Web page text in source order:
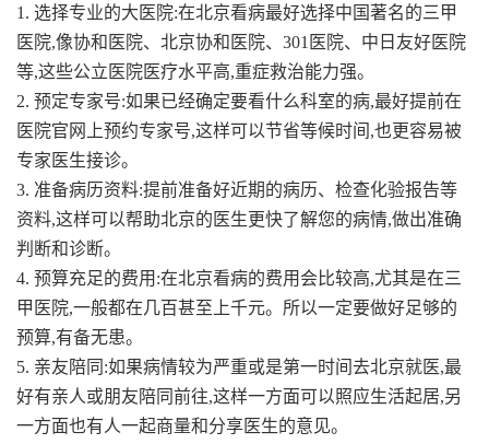
1. 选择专业的大医院:在北京看病最好选择中国著名的三甲
医院,像协和医院、北京协和医院、301医院、中日友好医院
等,这些公立医院医疗水平高,重症救治能力强。
2. 预定专家号:如果已经确定要看什么科室的病,最好提前在
医院官网上预约专家号,这样可以节省等候时间,也更容易被
专家医生接诊。
3. 准备病历资料:提前准备好近期的病历、检查化验报告等
资料,这样可以帮助北京的医生更快了解您的病情,做出准确
判断和诊断。
4. 预算充足的费用:在北京看病的费用会比较高,尤其是在三
甲医院,一般都在几百甚至上千元。所以一定要做好足够的
预算,有备无患。
5. 亲友陪同:如果病情较为严重或是第一时间去北京就医,最
好有亲人或朋友陪同前往,这样一方面可以照应生活起居,另
一方面也有人一起商量和分享医生的意见。